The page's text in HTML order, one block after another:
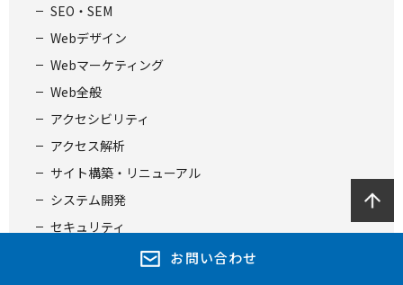
SEO・SEM
Webデザイン
Webマーケティング
Web全般
アクセシビリティ
アクセス解析
サイト構築・リニューアル
システム開発
セキュリティ
ソーシャルメディア お問い合わせ